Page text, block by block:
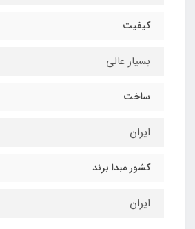
کیفیت
بسیار عالی
ساخت
ایران
کشور مبدا برند
ایران